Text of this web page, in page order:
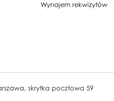
Wynajem rekwizytów
skrytka pocztowa 59